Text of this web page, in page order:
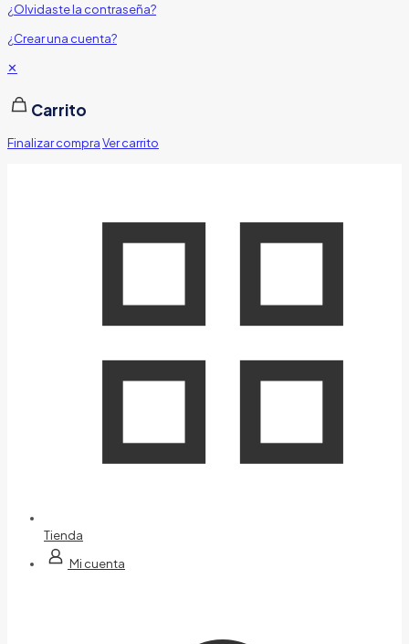
¿Olvidaste la contraseña?
¿Crear una cuenta?
✕
Carrito
Finalizar compraVer carrito
Tienda
Mi cuenta